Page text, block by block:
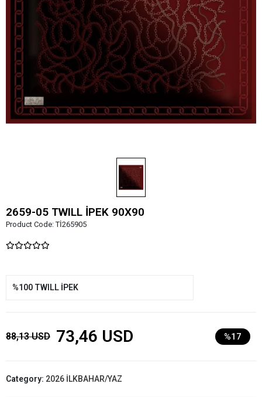
2659-05 TWILL İPEK 90X90
Product Code:Tİ265905
%100 TWILL İPEK
88,13 USD 73,46 USD %17
Category: 2026 İLKBAHAR/YAZ